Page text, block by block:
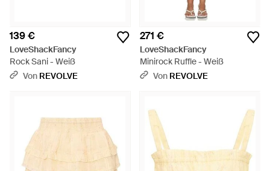
139 €
LoveShackFancy
Rock Sani - Weiß
Von REVOLVE
271 €
LoveShackFancy
Minirock Ruffle - Weiß
Von REVOLVE